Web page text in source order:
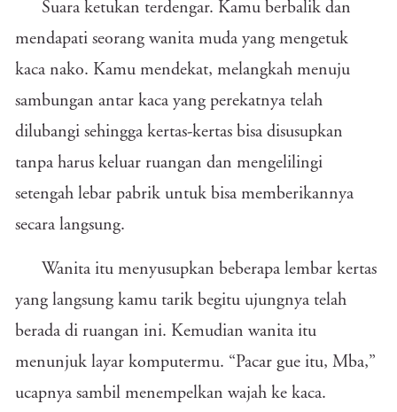
Suara ketukan terdengar. Kamu berbalik dan
mendapati seorang wanita muda yang mengetuk
kaca nako. Kamu mendekat, melangkah menuju
sambungan antar kaca yang perekatnya telah
dilubangi sehingga kertas-kertas bisa disusupkan
tanpa harus keluar ruangan dan mengelilingi
setengah lebar pabrik untuk bisa memberikannya
secara langsung.
Wanita itu menyusupkan beberapa lembar kertas
yang langsung kamu tarik begitu ujungnya telah
berada di ruangan ini. Kemudian wanita itu
menunjuk layar komputermu. “Pacar gue itu, Mba,”
ucapnya sambil menempelkan wajah ke kaca.